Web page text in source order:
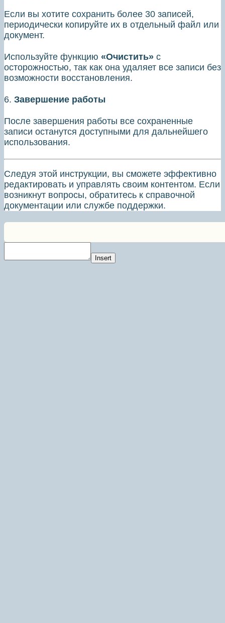
Если вы хотите сохранить более 30 записей,
периодически копируйте их в отдельный файл или
документ.
Используйте функцию «Очистить» с
осторожностью, так как она удаляет все записи без
возможности восстановления.
6. Завершение работы
После завершения работы все сохраненные
записи останутся доступными для дальнейшего
использования.
Следуя этой инструкции, вы сможете эффективно
редактировать и управлять своим контентом. Если
возникнут вопросы, обратитесь к справочной
документации или службе поддержки.
Insert